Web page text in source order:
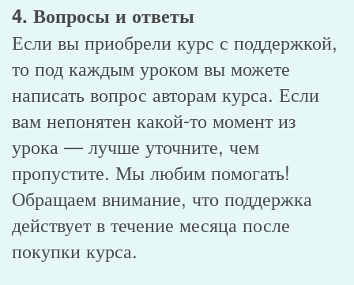
4. Вопросы и ответы
Если вы приобрели курс с поддержкой,
то под каждым уроком вы можете
написать вопрос авторам курса. Если
вам непонятен какой-то момент из
урока — лучше уточните, чем
пропустите. Мы любим помогать!
Обращаем внимание, что поддержка
действует в течение месяца после
покупки курса.